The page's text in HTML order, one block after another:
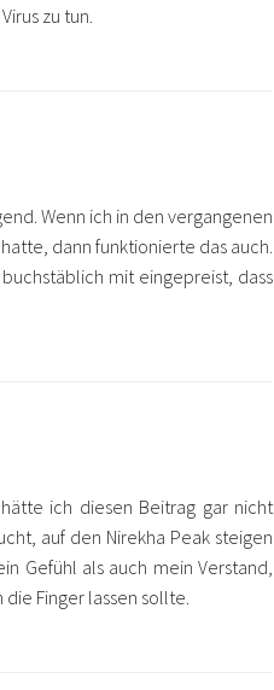
zu tun.
Wenn ich in den vergangenen
dann funktionierte das auch.
mit eingepreist, dass
ich diesen Beitrag gar nicht
auf den Nirekha Peak steigen
Gefühl als auch mein Verstand,
Finger lassen sollte.